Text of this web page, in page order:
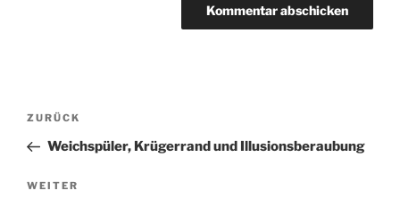
Beitragsnavigation
Vorheriger
Beitrag
ZURÜCK
Weichspüler, Krügerrand und Illusionsberaubung
Nächster
WEITER